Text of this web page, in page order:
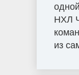
НХЛ
из